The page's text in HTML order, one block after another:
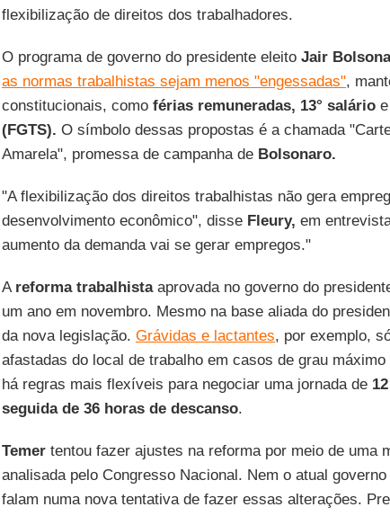
flexibilização de direitos dos trabalhadores.
O programa de governo do presidente eleito Jair
as normas trabalhistas sejam menos "engessadas",
constitucionais, como férias remuneradas, 13° salárioe
(FGTS). O símbolo dessas propostas é a chamada
Amarela", promessa de campanha de Bolsonaro.
"A flexibilização dos direitos trabalhistas não gera
desenvolvimento econômico", disse Fleury, em
aumento da demanda vai se gerar empregos."
A reforma trabalhistaaprovada no governo do
um ano em novembro. Mesmo na base aliada do
da nova legislação. Grávidas e lactantes, por exemplo,
afastadas do local de trabalho em casos de grau máximo
há regras mais flexíveis para negociar uma jornada de
seguida de 36 horas de descanso.
Temertentou fazer ajustes na reforma por meio de uma
analisada pelo Congresso Nacional. Nem o atual
falam numa nova tentativa de fazer essas alterações.